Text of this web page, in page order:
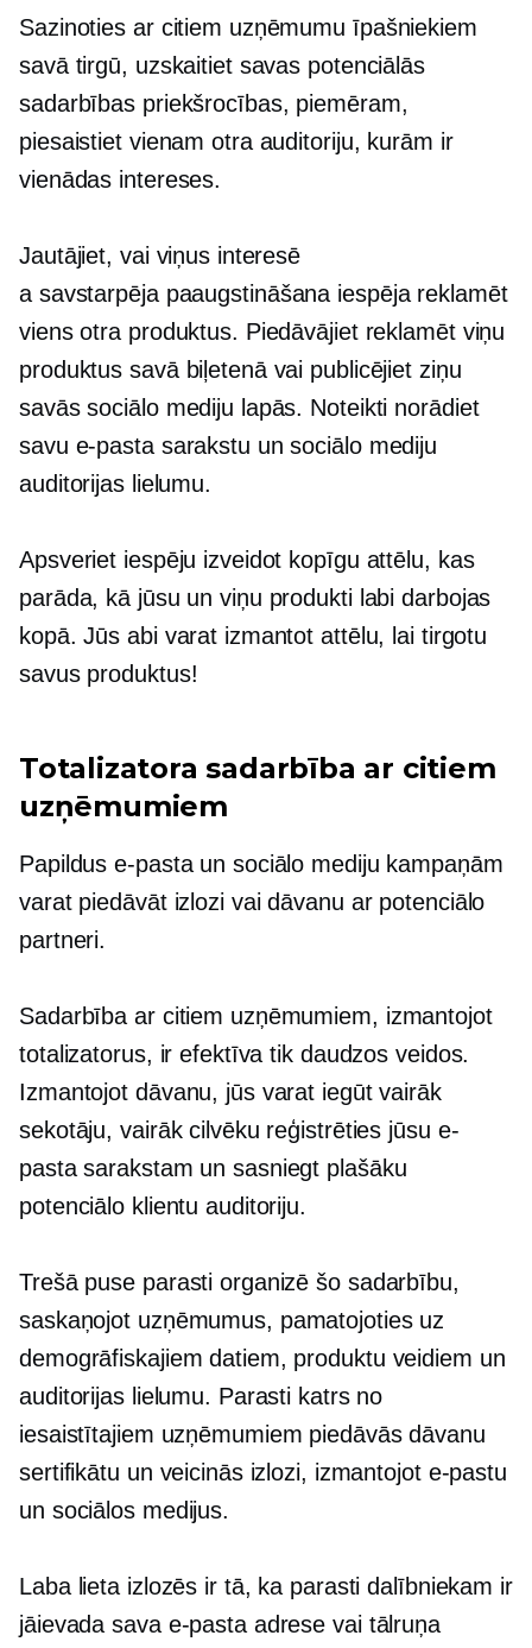
Sazinoties ar citiem uzņēmumu īpašniekiem
savā tirgū, uzskaitiet savas potenciālās
sadarbības priekšrocības, piemēram,
piesaistiet vienam otra auditoriju, kurām ir
vienādas intereses.
Jautājiet, vai viņus interesē
a savstarpēja paaugstināšana iespēja reklamēt
viens otra produktus. Piedāvājiet reklamēt viņu
produktus savā biļetenā vai publicējiet ziņu
savās sociālo mediju lapās. Noteikti norādiet
savu e-pasta sarakstu un sociālo mediju
auditorijas lielumu.
Apsveriet iespēju izveidot kopīgu attēlu, kas
parāda, kā jūsu un viņu produkti labi darbojas
kopā. Jūs abi varat izmantot attēlu, lai tirgotu
savus produktus!
Totalizatora sadarbība ar citiem
uzņēmumiem
Papildus e-pasta un sociālo mediju kampaņām
varat piedāvāt izlozi vai dāvanu ar potenciālo
partneri.
Sadarbība ar citiem uzņēmumiem, izmantojot
totalizatorus, ir efektīva tik daudzos veidos.
Izmantojot dāvanu, jūs varat iegūt vairāk
sekotāju, vairāk cilvēku reģistrēties jūsu e-
pasta sarakstam un sasniegt plašāku
potenciālo klientu auditoriju.
Trešā puse parasti organizē šo sadarbību,
saskaņojot uzņēmumus, pamatojoties uz
demogrāfiskajiem datiem, produktu veidiem un
auditorijas lielumu. Parasti katrs no
iesaistītajiem uzņēmumiem piedāvās dāvanu
sertifikātu un veicinās izlozi, izmantojot e-pastu
un sociālos medijus.
Laba lieta izlozēs ir tā, ka parasti dalībniekam ir
jāievada sava e-pasta adrese vai tālruņa